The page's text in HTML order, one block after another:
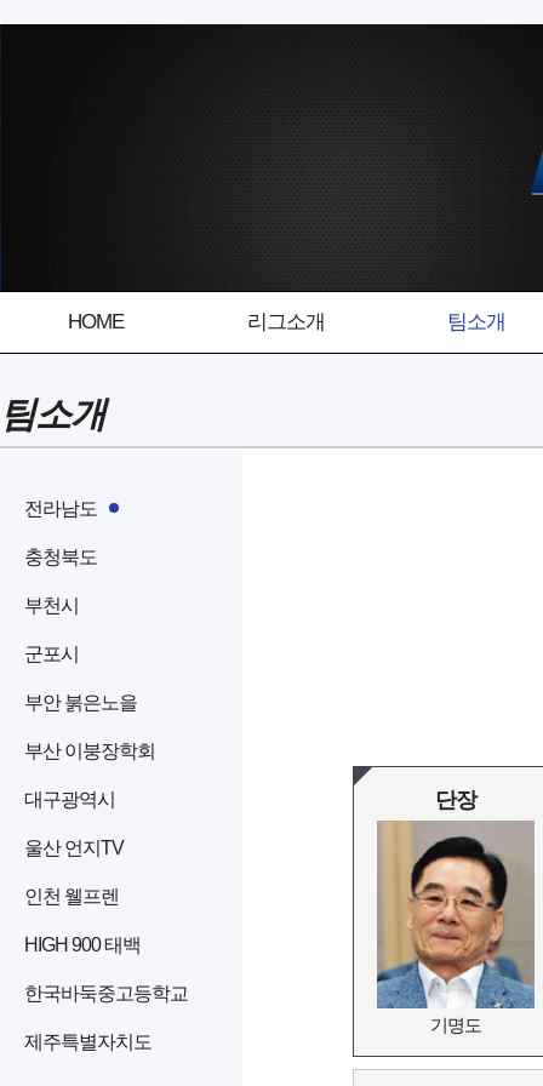
HOME 리그소개 팀소개
팀소개
전라남도
충청북도
부천시
군포시
부안 붉은노을
부산 이붕장학회
대구광역시
울산 언지TV
인천 웰프렌
HIGH 900 태백
한국바둑중고등학교
제주특별자치도
단장
기명도